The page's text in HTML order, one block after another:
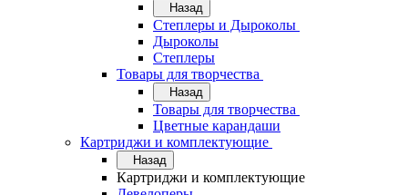
Назад
Степлеры и Дыроколы
Дыроколы
Степлеры
Товары для творчества
Назад
Товары для творчества
Цветные карандаши
Картриджи и комплектующие
Назад
Картриджи и комплектующие